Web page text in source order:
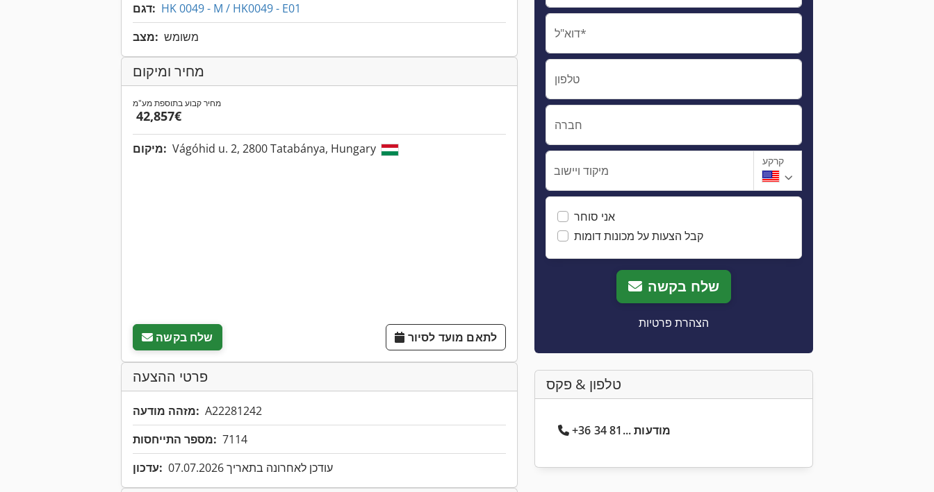
דגם: HK 0049 - M / HK0049 - E01
מצב: משומש
מחיר ומיקום
מחיר קבוע בתוספת מע"מ
‏42,857 ‏€
מיקום: Vágóhid u. 2, 2800 Tatabánya, Hungary
שלח בקשה לתאם מועד לסיור
פרטי ההצעה
מזהה מודעה: A22281242
מספר התייחסות: 7114
עדכון:
עודכן לאחרונה בתאריך 07.07.2026
דוא"ל*
טלפון
חברה
מיקוד ויישוב
קרקע
אני סוחר
קבל הצעות על מכונות דומות
שלח בקשה
הצהרת פרטיות
טלפון & פקס
+36 34 81... מודעות